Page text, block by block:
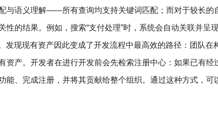
与语义理解——所有查询均支持关键词匹配；而对于较长的
的结果。例如，搜索“支付处理”时，系统会自动关联并呈
发现现有资产因此变成了开发流程中最高效的路径：团队在
资产。开发者在进行开发前会先检索注册中心：如果已有经
能、完成注册，并将其贡献给整个组织。通过这种方式，可